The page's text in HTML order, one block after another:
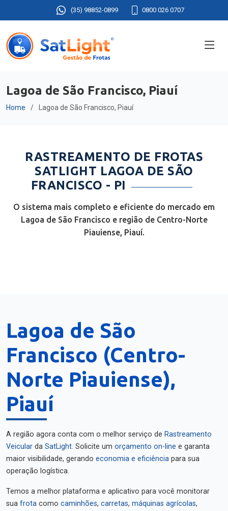
(35) 98852-0899 0800 026 0707
Lagoa de São Francisco, Piauí
Home Lagoa de São Francisco, Piauí
RASTREAMENTO DE FROTAS
SATLIGHT LAGOA DE SÃO
FRANCISCO - PI
O sistema mais completo e eficiente do mercado em
Lagoa de São Francisco e região de Centro-Norte
Piauiense, Piauí.
Lagoa de São
Francisco (Centro-
Norte Piauiense),
Piauí
A região agora conta com o melhor serviço de Rastreamento
Veicular da SatLight. Solicite um orçamento on-line e garanta
maior visibilidade, gerando economia e eficiência para sua
operação logística.
Temos a melhor plataforma e aplicativo para você monitorar
sua frota como caminhões, carretas, máquinas agrícolas,